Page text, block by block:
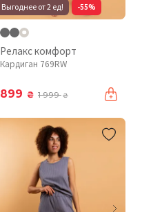
Выгоднее от 2 ед! -55%
Релакс комфорт
Кардиган 769RW
899 ₴ 1 999₴